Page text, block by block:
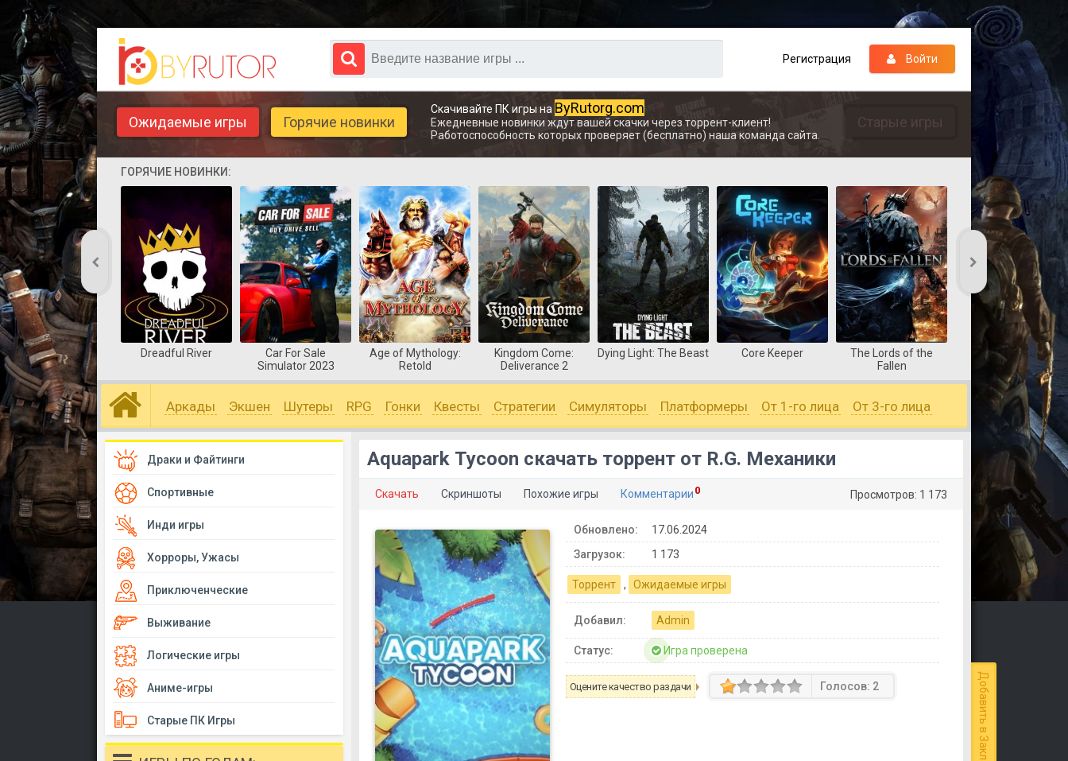
Регистрация Войти
Ожидаемые игры Горячие новинки Старые игры
Скачивайте ПК игры на ByRutorg.com
Ежедневные новинки ждут вашей скачки через торрент-клиент!
Работоспособность которых проверяет (бесплатно) наша команда сайта.
ГОРЯЧИЕ НОВИНКИ:
Dreadful River
Car For Sale
Simulator 2023
Age of Mythology:
Retold
Kingdom Come:
Deliverance 2
Dying Light: The Beast Core Keeper
The Lords of the
Fallen
REANIMAL
Аркады Экшен Шутеры RPG Гонки Квесты Стратегии Симуляторы Платформеры От 1-го лица От 3-го лица
Добавить в Закладки
Aquapark Tycoon скачать торрент от R.G. Механики
Скачать Скриншоты Похожие игры Комментарии 0 Просмотров: 1 173
Обновлено:
17.06.2024
Загрузок:
1 173
Торрент , Ожидаемые игры
Добавил: Admin
Статус: Игра проверена
Оцените качество раздачи Голосов: 2
Драки и Файтинги
Спортивные
Инди игры
Хорроры, Ужасы
Приключенческие
Выживание
Логические игры
Аниме-игры
Старые ПК Игры